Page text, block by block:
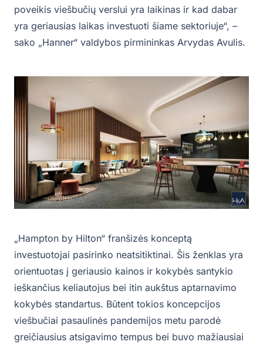
poveikis viešbučių verslui yra laikinas ir kad dabar
yra geriausias laikas investuoti šiame sektoriuje“, –
sako „Hanner“ valdybos pirmininkas Arvydas Avulis.
„Hampton by Hilton“ franšizės konceptą
investuotojai pasirinko neatsitiktinai. Šis ženklas yra
orientuotas į geriausio kainos ir kokybės santykio
ieškančius keliautojus bei itin aukštus aptarnavimo
kokybės standartus. Būtent tokios koncepcijos
viešbučiai pasaulinės pandemijos metu parodė
greičiausius atsigavimo tempus bei buvo mažiausiai